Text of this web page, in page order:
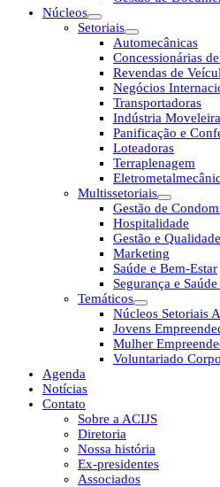
Núcleos
Setoriais
Automecânicas
Concessionárias
Revendas de
Negócios
Transportadoras
Indústria Moveleira
Panificação e
Loteadoras
Terraplenagem
Multissetoriais
Gestão de
Hospitalidade
Gestão e Qualidade
Marketing
Saúde e Bem-Estar
Segurança e
Temáticos
Núcleos Setoriais
Jovens
Mulher
Voluntariado
Agenda
Notícias
Contato
Sobre a ACIJS
Diretoria
Nossa história
Ex-presidentes
Associados